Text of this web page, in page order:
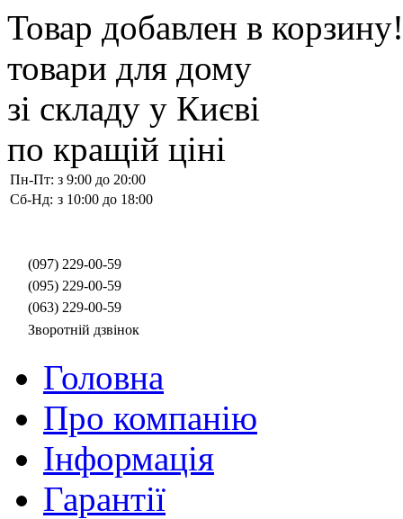
Товар добавлен в корзину!
товари для дому
зі складу у Києві
по кращій ціні
Пн-Пт: з 9:00 до 20:00
Сб-Нд: з 10:00 до 18:00
(097) 229-00-59
(095) 229-00-59
(063) 229-00-59
Зворотній дзвінок
Головна
Про компанію
Інформація
Гарантії